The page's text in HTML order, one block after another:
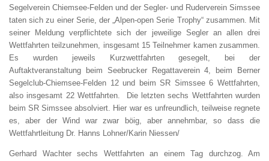
Segelverein Chiemsee-Felden und der Segler- und Ruderverein Simssee
taten sich zu einer Serie, der „Alpen-open Serie Trophy“ zusammen. Mit
seiner Meldung verpflichtete sich der jeweilige Segler an allen drei
Wettfahrten teilzunehmen, insgesamt 15 Teilnehmer kamen zusammen.
Es wurden jeweils Kurzwettfahrten gesegelt, bei der
Auftaktveranstaltung beim Seebrucker Regattaverein 4, beim Berner
Segelclub-Chiemsee-Felden 12 und beim SR Simssee 6 Wettfahrten,
also insgesamt 22 Wettfahrten. Die letzten sechs Wettfahrten wurden
beim SR Simssee absolviert. Hier war es unfreundlich, teilweise regnete
es, aber der Wind war zwar böig, aber annehmbar, so dass die
Wettfahrtleitung Dr. Hanns Lohner/Karin Niessen/
Gerhard Wachter sechs Wettfahrten an einem Tag durchzog. Am